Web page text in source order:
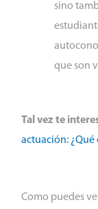
sino
que son
Tal vez te
actuación: ¿Qué
Como puedes